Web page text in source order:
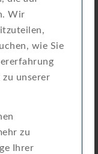
Wir
wie Sie
zu unserer
zu
Ihrer
Download